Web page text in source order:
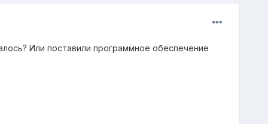
Или поставили программное обеспечение